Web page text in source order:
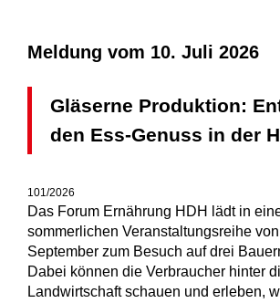
Meldung vom 10. Juli 2026
Gläserne Produktion:
den Ess-Genuss in der
101/2026
Das Forum Ernährung HDH lädt in
sommerlichen Veranstaltungsreihe
September zum Besuch auf drei
Dabei können die Verbraucher hinter
Landwirtschaft schauen und erleben,